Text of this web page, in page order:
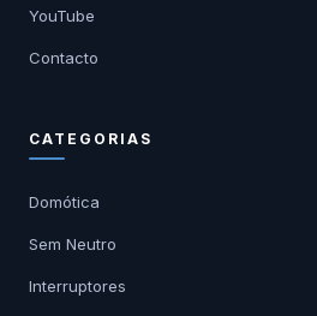
YouTube
Contacto
CATEGORIAS
Domótica
Sem Neutro
Interruptores